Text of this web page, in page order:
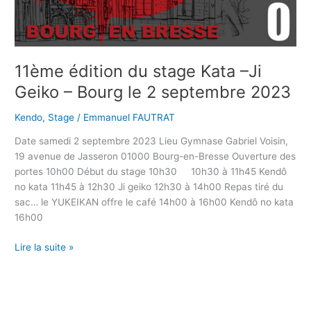
11ème édition du stage Kata –Ji
Geiko – Bourg le 2 septembre 2023
Kendo, Stage / Emmanuel FAUTRAT
Date samedi 2 septembre 2023 Lieu Gymnase Gabriel Voisin,
19 avenue de Jasseron 01000 Bourg-en-Bresse Ouverture des
portes 10h00 Début du stage 10h30 10h30 à 11h45 Kendô
no kata 11h45 à 12h30 Ji geiko 12h30 à 14h00 Repas tiré du
sac… le YUKEIKAN offre le café 14h00 à 16h00 Kendô no kata
16h00
Lire la suite »